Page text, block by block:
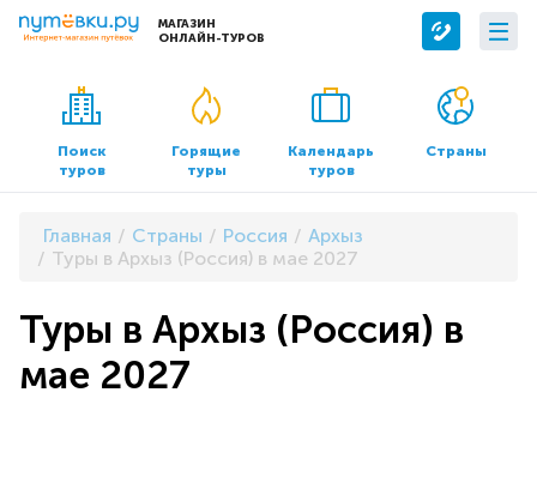
МАГАЗИН
ОНЛАЙН-ТУРОВ
Сервисы
Бронирование отелей
Трансфер
О компании
О нас
Контакты
Документы и реквизиты
Поиск
туров
Горящие
туры
Календарь
туров
Страны
Главная Страны Россия
Архыз
Туры в Архыз (Россия) в мае 2027
Туры в Архыз (Россия) в
мае 2027